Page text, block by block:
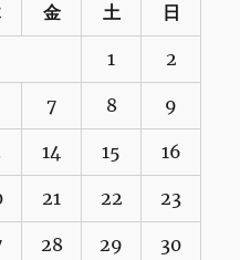
金 土 日
1 2
7 8 9
14 15 16
21 22 23
28 29 30